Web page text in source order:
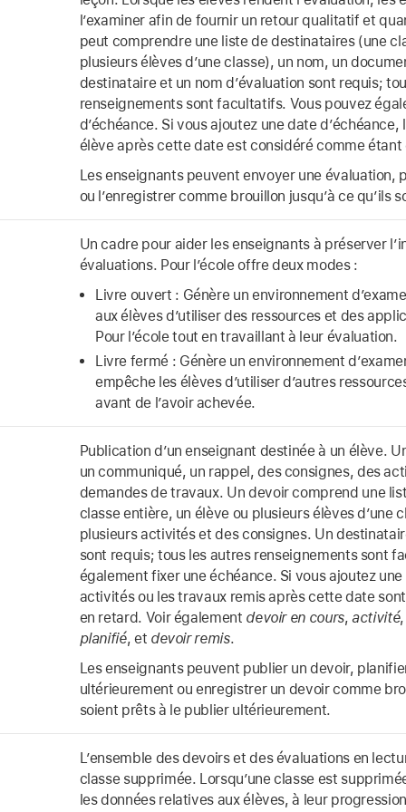
l’examiner afin de fournir un retour qualitatif et
peut comprendre une liste de destinataires (une
plusieurs élèves d’une classe), un nom, un
destinataire et un nom d’évaluation sont requis;
renseignements sont facultatifs. Vous pouvez
d’échéance. Si vous ajoutez une date
élève après cette date est considéré comme étant
Les enseignants peuvent envoyer une évaluation,
ou l’enregistrer comme brouillon jusqu’à ce qu’ils
Un cadre pour aider les enseignants à préserver
évaluations. Pour l’école offre deux modes :
Livre ouvert : Génère un environnement
aux élèves d’utiliser des ressources et des
Pour l’école tout en travaillant à leur évaluation.
Livre fermé : Génère un environnement
empêche les élèves d’utiliser d’autres
avant de l’avoir achevée.
Publication d’un enseignant destinée à un élève.
un communiqué, un rappel, des consignes, des
demandes de travaux. Un devoir comprend une
classe entière, un élève ou plusieurs élèves d’une
plusieurs activités et des consignes. Un
sont requis; tous les autres renseignements sont
également fixer une échéance. Si vous ajoutez
activités ou les travaux remis après cette date
en retard. Voir également devoir en cours,activité
planifié, et devoir remis.
Les enseignants peuvent publier un devoir,
ultérieurement ou enregistrer un devoir comme
soient prêts à le publier ultérieurement.
L’ensemble des devoirs et des évaluations en
classe supprimée. Lorsqu’une classe est
les données relatives aux élèves, à leur